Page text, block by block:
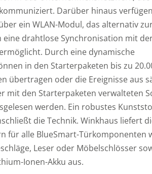
Darüber hinaus
ein WLAN-Modul, das alternativ
eine drahtlose Synchronisation mit
Durch eine dynamische
in den Starterpaketen bis zu
übertragen oder die Ereignisse aus
mit den Starterpaketen verwalteten
werden. Ein robustes
die Technik. Winkhaus liefert
für alle BlueSmart-Türkomponenten
Leser oder Möbelschlösser
Ionen-Akku aus.